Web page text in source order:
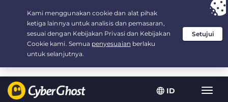
ID
Your choice: The Best Dealfor 2.1666666666667-years at $
/month